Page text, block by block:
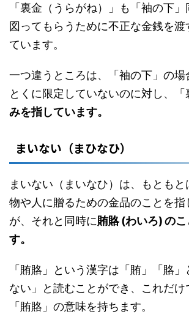
「裏金（うらがね）」も「袖の下
図ってもらうために不正な金銭を渡
ています。
一つ違うところは、「袖の下」の場
とくに限定していないのに対し、「
みを指しています。
まいない（まひなひ）
まいない（まいなひ）は、もとも
物や人に贈るための金品のことを指
が、それと同時に賄賂 (わいろ) の
す。
「賄賂」という漢字は「賄」「賂
ない」と読むことができ、これだけ
「賄賂」の意味を持ちます。